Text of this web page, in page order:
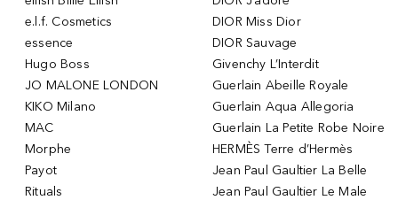
e.l.f. Cosmetics
essence
Hugo Boss
JO MALONE LONDON
KIKO Milano
MAC
Morphe
Payot
Rituals
DIOR Miss Dior
DIOR Sauvage
Givenchy L’Interdit
Guerlain Abeille Royale
Guerlain Aqua Allegoria
Guerlain La Petite Robe Noire
HERMÈS Terre d’Hermès
Jean Paul Gaultier La Belle
Jean Paul Gaultier Le Male